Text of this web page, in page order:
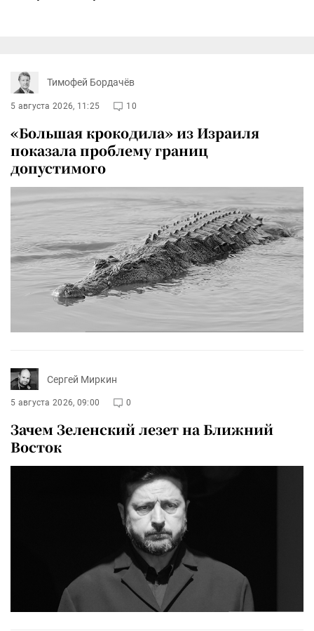
Тимофей Бордачёв
5 августа 2026, 11:25 10
«Большая крокодила» из Израиля
показала проблему границ
допустимого
Сергей Миркин
5 августа 2026, 09:00 0
Зачем Зеленский лезет на Ближний
Восток